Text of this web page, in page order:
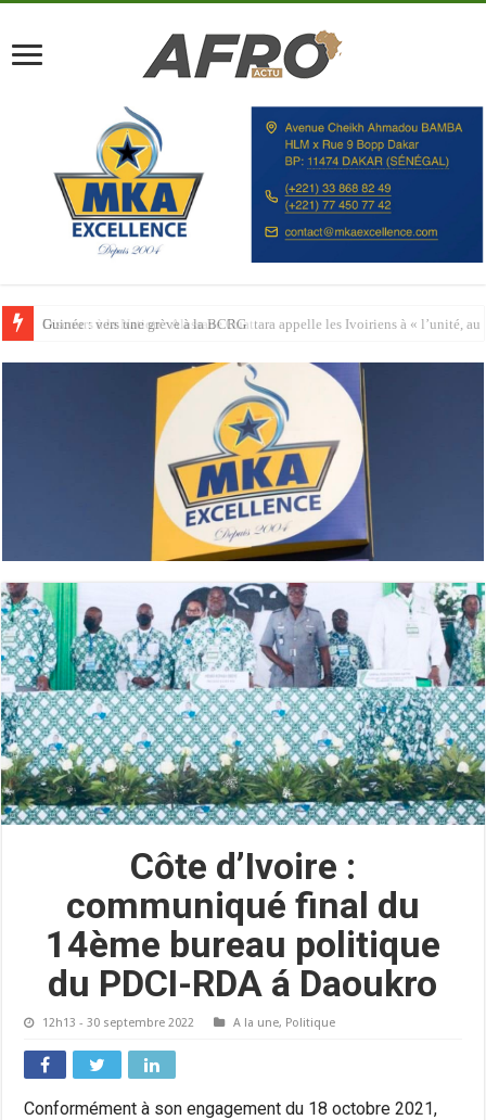
Discours à la Nation : Alassane Ouattara appelle les Ivoiriens à « l’unité,
Côte d’Ivoire :
communiqué final du
14ème bureau politique
du PDCI-RDA á Daoukro
12h13 - 30 septembre 2022 A la une, Politique
Conformément à son engagement du 18 octobre 2021,